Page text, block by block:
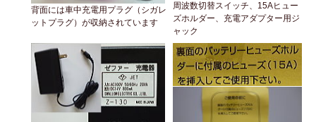
背面には車中充電用プラグ（シガレ
ットプラグ）が収納されています
周波数切替スイッチ、15Aヒュー
ズホルダー、充電アダプター用ジ
ャック